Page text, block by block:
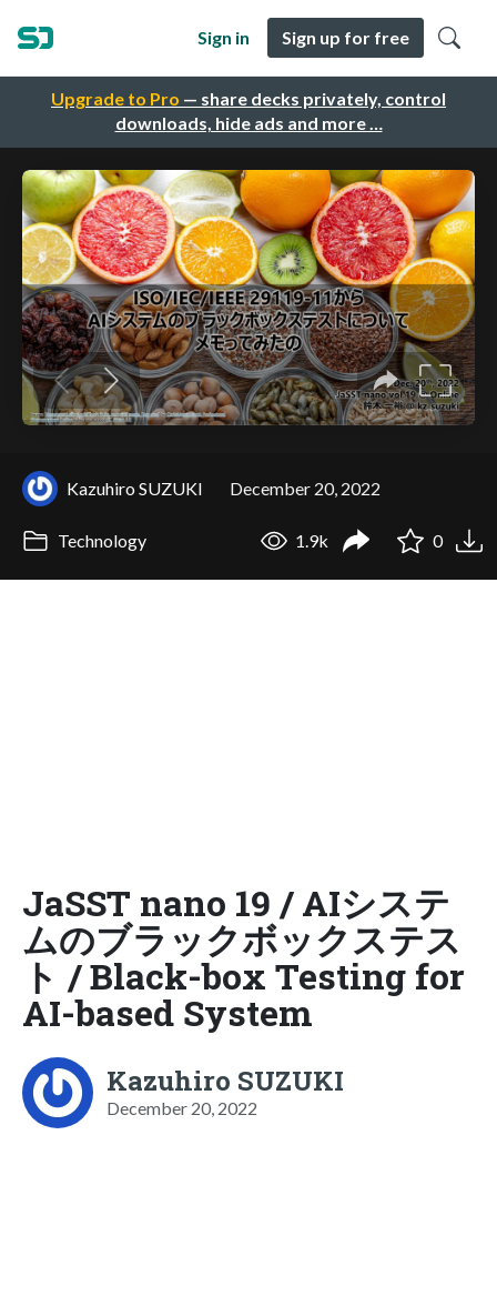
Upgrade to Pro — share decks privately, control
downloads, hide ads and more …
Sign in Sign up for free
Kazuhiro SUZUKI December 20, 2022
Technology 1.9k 0
JaSST nano 19 / AIシステ
ムのブラックボックステス
ト / Black-box Testing for
AI-based System
Kazuhiro SUZUKI
December 20, 2022